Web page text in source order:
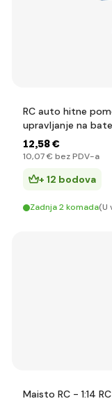
RC auto hitne
upravljanje na
12,58 €
10,07 € bez PDV-a
+ 12 bodova
Zadnja 2 komada(U
Maisto RC - 1:14